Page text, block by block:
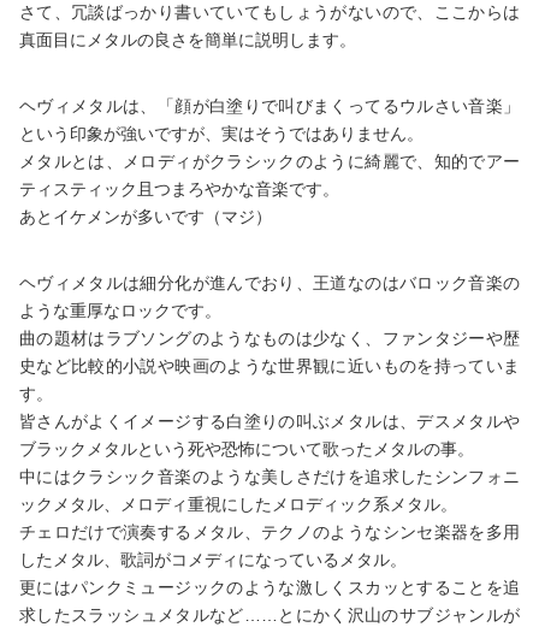
さて、冗談ばっかり書いていてもしょうがないので、ここからは
真面目にメタルの良さを簡単に説明します。
ヘヴィメタルは、「顔が白塗りで叫びまくってるウルさい音楽」
という印象が強いですが、実はそうではありません。
メタルとは、メロディがクラシックのように綺麗で、知的でアー
ティスティック且つまろやかな音楽です。
あとイケメンが多いです（マジ）
ヘヴィメタルは細分化が進んでおり、王道なのはバロック音楽の
ような重厚なロックです。
曲の題材はラブソングのようなものは少なく、ファンタジーや歴
史など比較的小説や映画のような世界観に近いものを持っていま
す。
皆さんがよくイメージする白塗りの叫ぶメタルは、デスメタルや
ブラックメタルという死や恐怖について歌ったメタルの事。
中にはクラシック音楽のような美しさだけを追求したシンフォニ
ックメタル、メロディ重視にしたメロディック系メタル。
チェロだけで演奏するメタル、テクノのようなシンセ楽器を多用
したメタル、歌詞がコメディになっているメタル。
更にはパンクミュージックのような激しくスカッとすることを追
求したスラッシュメタルなど……とにかく沢山のサブジャンルが